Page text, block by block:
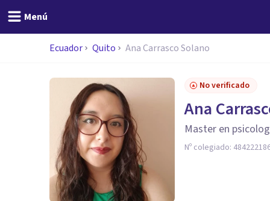
Menú
Ecuador Quito Ana Carrasco Solano
No verificado
Ana
Master en
Nº colegiado: